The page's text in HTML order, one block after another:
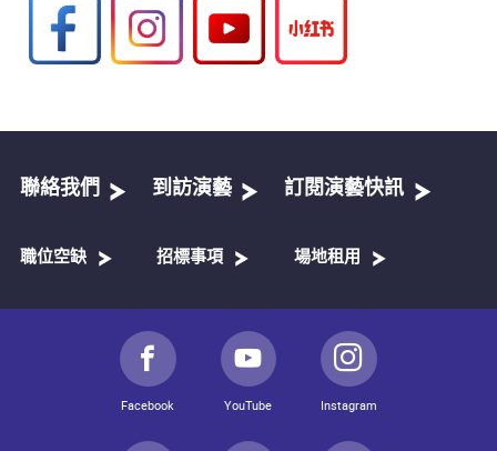
聯絡我們 到訪演藝 訂閱演藝快訊
職位空缺 招標事項 場地租用
Facebook YouTube Instagram